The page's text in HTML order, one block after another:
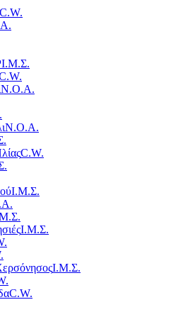
C.W.
Ι.Μ.Σ.
Ν.Ο.Α.
Ν.Ο.Α.
C.W.
Ι.Μ.Σ.
Ι.Μ.Σ.
Ι.Μ.Σ.
C.W.